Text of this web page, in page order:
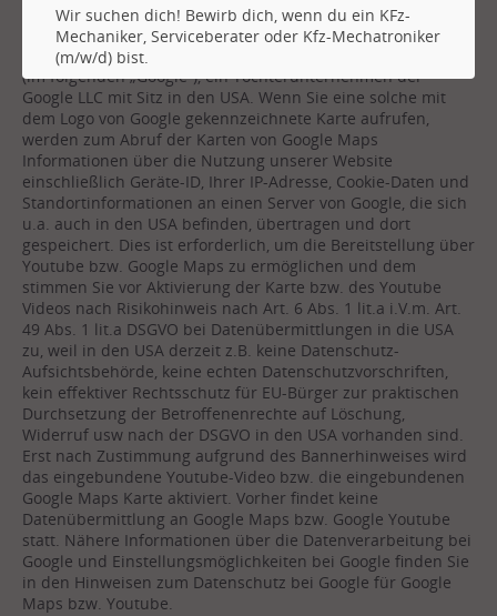
der Google-Dienste für Nutzer innerhalb der EU und der
Schweiz ist seit 22.01.2019 nunmehr die Google Ireland Ltd.
mit Sitz in Gordon House, Barrow Street, Dublin 4, Ireland
(im folgenden „Google“), ein Tochterunternehmen der
Google LLC mit Sitz in den USA. Wenn Sie eine solche mit
dem Logo von Google gekennzeichnete Karte aufrufen,
werden zum Abruf der Karten von Google Maps
Informationen über die Nutzung unserer Website
einschließlich Geräte-ID, Ihrer IP-Adresse, Cookie-Daten und
Standortinformationen an einen Server von Google, die sich
u.a. auch in den USA befinden, übertragen und dort
gespeichert. Dies ist erforderlich, um die Bereitstellung über
Youtube bzw. Google Maps zu ermöglichen und dem
stimmen Sie vor Aktivierung der Karte bzw. des Youtube
Videos nach Risikohinweis nach Art. 6 Abs. 1 lit.a i.V.m. Art.
49 Abs. 1 lit.a DSGVO bei Datenübermittlungen in die USA
zu, weil in den USA derzeit z.B. keine Datenschutz-
Aufsichtsbehörde, keine echten Datenschutzvorschriften,
kein effektiver Rechtsschutz für EU-Bürger zur praktischen
Durchsetzung der Betroffenenrechte auf Löschung,
Widerruf usw nach der DSGVO in den USA vorhanden sind.
Erst nach Zustimmung aufgrund des Bannerhinweises wird
das eingebundene Youtube-Video bzw. die eingebundenen
Google Maps Karte aktiviert. Vorher findet keine
Datenübermittlung an Google Maps bzw. Google Youtube
statt. Nähere Informationen über die Datenverarbeitung bei
Google und Einstellungsmöglichkeiten bei Google finden Sie
in den Hinweisen zum Datenschutz bei Google für Google
Maps bzw. Youtube.
Wir suchen dich! Bewirb dich, wenn du ein KFz-
Mechaniker, Serviceberater oder Kfz-Mechatroniker
(m/w/d) bist.